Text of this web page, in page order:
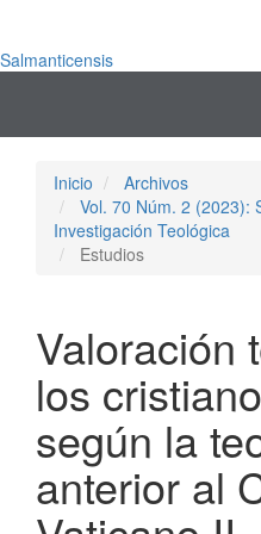
Contenido
Salmanticensis
Inicio
Archivos
Vol. 70 Núm. 2 (2023):
Investigación Teológica
Estudios
Valoración
los
según la
anterior al